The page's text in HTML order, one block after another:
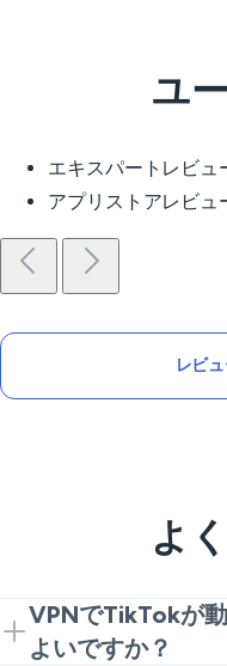
ユ
エキスパートレビュ
アプリストアレビュ
レビ
よ
VPNでTikTokが
よいですか？